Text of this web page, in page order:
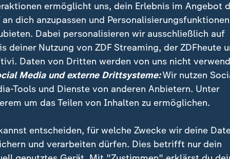
steht auf der Streichliste der
Bis jetzt wird es alle zwei Jahre von der
steigen stark an.
ermöglicht uns, dein Erlebnis im Angebot
an dich anzupassen und Personalisierungsfunktionen
Dabei personalisieren wir ausschließlich auf
deiner Nutzung von ZDF Streaming, der ZDFheute
Daten von Dritten werden von uns nicht
Media und externe Drittsysteme:Wir nutzen
Tools und Dienste von anderen Anbietern. Unter
um das Teilen von Inhalten zu ermöglichen.
entscheiden, für welche Zwecke wir deine
und verarbeiten dürfen. Dies betrifft nur dein